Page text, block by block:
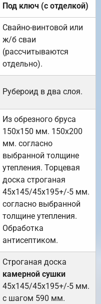
Под ключ (с отделкой)
Свайно-винтовой или
ж/б сваи
(рассчитываются
отдельно).
Рубероид в два слоя.
Из обрезного бруса
150х150 мм. 150х200
мм. согласно
выбранной толщине
утепления. Торцевая
доска строганая
45х145/45х195+/-5 мм.
согласно выбранной
толщине утепления.
Обработка
антисептиком.
Строганая доска
камерной сушки
45х145/45х195+/-5 мм.
с шагом 590 мм.